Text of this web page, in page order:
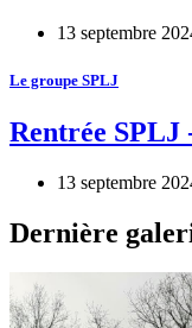
13 septembre
Le groupe SPLJ
Rentrée SPLJ
13 septembre
Dernière